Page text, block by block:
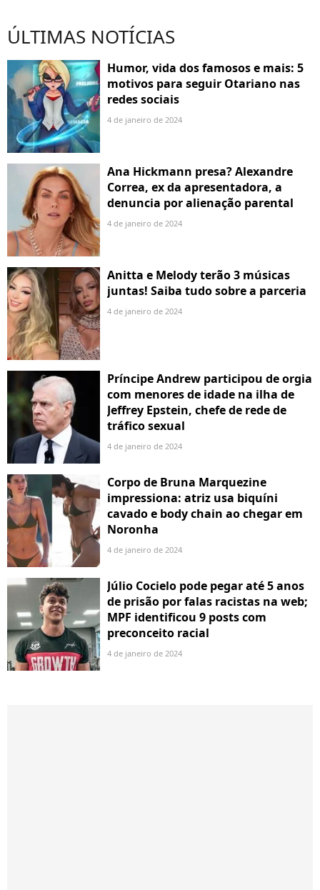
ÚLTIMAS NOTÍCIAS
Humor, vida dos famosos e mais: 5
motivos para seguir Otariano nas
redes sociais
4 de janeiro de 2024
Ana Hickmann presa? Alexandre
Correa, ex da apresentadora, a
denuncia por alienação parental
4 de janeiro de 2024
Anitta e Melody terão 3 músicas
juntas! Saiba tudo sobre a parceria
4 de janeiro de 2024
Príncipe Andrew participou de orgia
com menores de idade na ilha de
Jeffrey Epstein, chefe de rede de
tráfico sexual
4 de janeiro de 2024
Corpo de Bruna Marquezine
impressiona: atriz usa biquíni
cavado e body chain ao chegar em
Noronha
4 de janeiro de 2024
Júlio Cocielo pode pegar até 5 anos
de prisão por falas racistas na web;
MPF identificou 9 posts com
preconceito racial
4 de janeiro de 2024